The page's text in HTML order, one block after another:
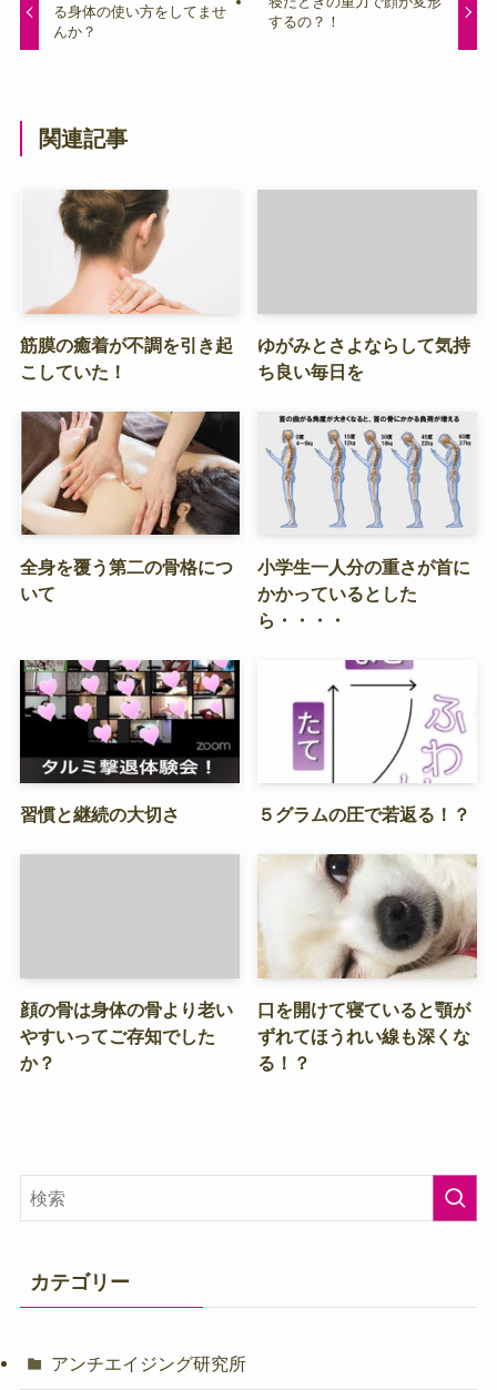
る身体の使い方をしてませ
んか？
するの？！
関連記事
筋膜の癒着が不調を引き起
こしていた！
ゆがみとさよならして気持
ち良い毎日を
全身を覆う第二の骨格につ
いて
小学生一人分の重さが首に
かかっているとした
ら・・・・
習慣と継続の大切さ ５グラムの圧で若返る！？
顔の骨は身体の骨より老い
やすいってご存知でした
か？
口を開けて寝ていると顎が
ずれてほうれい線も深くな
る！？
カテゴリー
アンチエイジング研究所